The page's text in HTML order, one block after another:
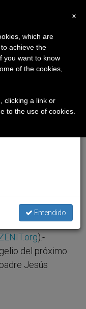
ciegos
Domingo
).-
del próximo
Jesús
×
la pausa
de verano
también el
Entendido
x
which are
achieve the
you want to know
of the cookies,
clicking a link or
to the use of cookies.